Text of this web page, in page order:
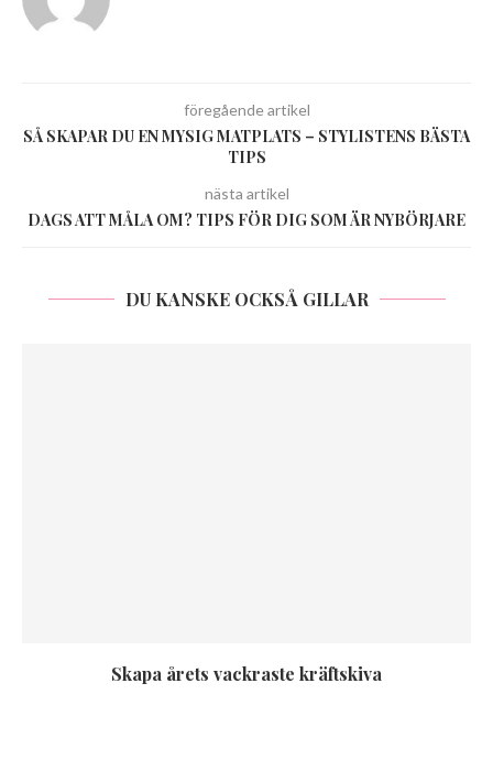
föregående artikel
SÅ SKAPAR DU EN MYSIG MATPLATS – STYLISTENS BÄSTA
TIPS
nästa artikel
DAGS ATT MÅLA OM? TIPS FÖR DIG SOM ÄR NYBÖRJARE
DU KANSKE OCKSÅ GILLAR
Skapa årets vackraste kräftskiva